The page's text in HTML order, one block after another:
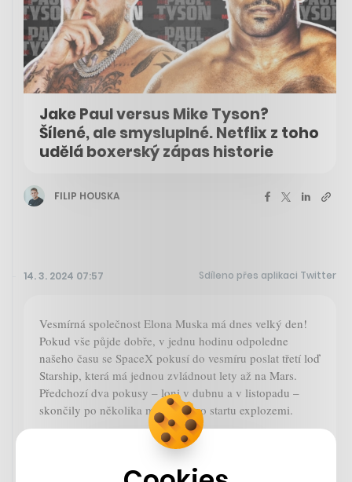
Jake Paul versus Mike Tyson?
Šílené, ale smysluplné. Netflix z toho
udělá boxerský zápas historie
FILIP HOUSKA
14. 3. 2024 07:57 Sdíleno přes aplikaci Twitter
Vesmírná společnost Elona Muska má dnes velký den!
Pokud vše půjde dobře, v jednu hodinu odpoledne
našeho času se SpaceX pokusí do vesmíru poslat třetí loď
Starship, která má jednou zvládnout lety až na Mars.
Předchozí dva pokusy – loni v dubnu a v listopadu –
skončily po několika minutách po startu explozemi.
Targeting Thursday, March 14 for
Starship’s third flight test. A 110-